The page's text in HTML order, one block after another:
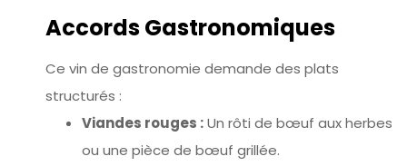
Accords Gastronomiques
Ce vin de gastronomie demande des plats
structurés :
Viandes rouges :Un rôti de bœuf aux herbes
ou une pièce de bœuf grillée.